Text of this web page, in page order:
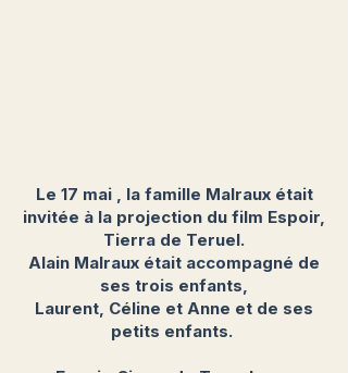
Le 17 mai , la famille Malraux était
invitée à la projection du film Espoir,
Tierra de Teruel.
Alain Malraux était accompagné de
ses trois enfants,
Laurent, Céline et Anne et de ses
petits enfants.